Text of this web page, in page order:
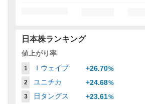
日本株ランキング
値上がり率
1 Ｉウェイブ +26.70%
2
ユニチカ +24.68%
3
日タングス +23.61%